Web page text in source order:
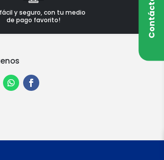
fácil y seguro, con tu medio
de pago favorito!